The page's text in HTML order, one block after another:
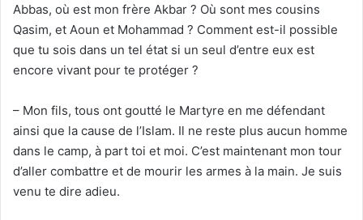
Abbas, où est mon frère Akbar ? Où sont mes cousins
Qasim, et Aoun et Mohammad ? Comment est-il possible
que tu sois dans un tel état si un seul d’entre eux est
encore vivant pour te protéger ?
– Mon fils, tous ont goutté le Martyre en me défendant
ainsi que la cause de l’Islam. Il ne reste plus aucun homme
dans le camp, à part toi et moi. C’est maintenant mon tour
d’aller combattre et de mourir les armes à la main. Je suis
venu te dire adieu.